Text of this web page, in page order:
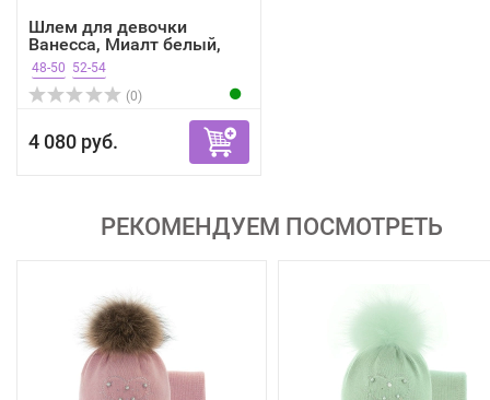
Шлем для девочки
Ванесса, Миалт белый,
зима
48-50 52-54
(0)
4 080 руб.
РЕКОМЕНДУЕМ ПОСМОТРЕТЬ